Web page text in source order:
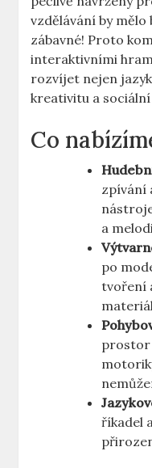
vzdělávání by
zábavné! Proto
interaktivními
rozvíjet nejen
kreativitu a
Co
zpívání
a
po
tvoření
prostor
říkadel